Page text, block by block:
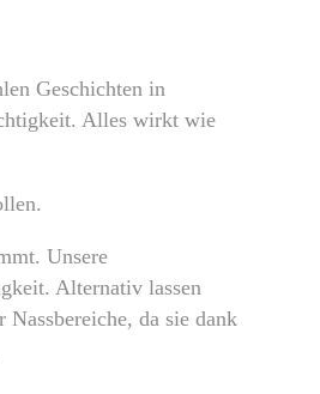
Geschichten in
Alles wirkt wie
Unsere
Alternativ lassen
da sie dank